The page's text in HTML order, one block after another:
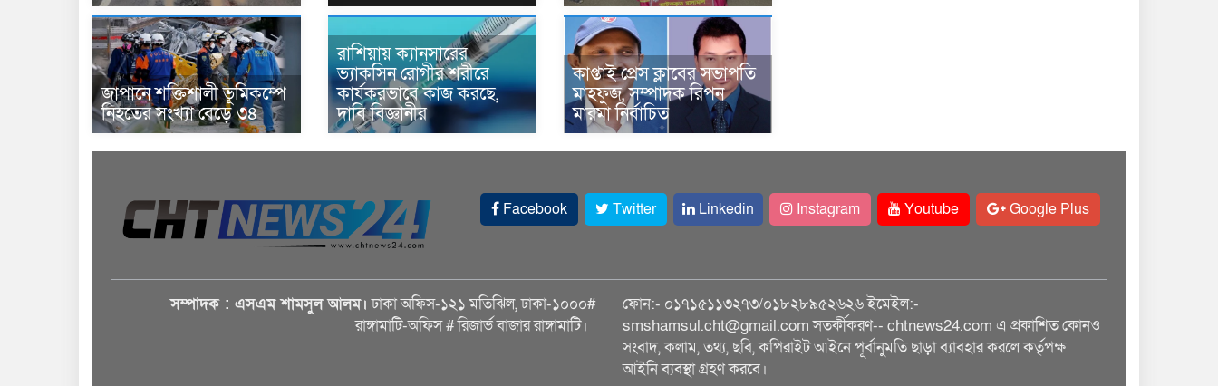
জাপানে শক্তিশালী ভূমিকম্পে
নিহতের সংখ্যা বেড়ে ৩৪
রাশিয়ায় ক্যানসারের
ভ্যাকসিন রোগীর শরীরে
কার্যকরভাবে কাজ করছে,
দাবি বিজ্ঞানীর
কাপ্তাই প্রেস ক্লাবের সভাপতি
মাহফুজ, সম্পাদক রিপন
মারমা নির্বাচিত
Facebook Twitter Linkedin Instagram Youtube Google Plus
সম্পাদক : এসএম শামসুল আলম। ঢাকা অফিস-১২১ মতিঝিল, ঢাকা-১০০০#
রাঙ্গামাটি-অফিস # রিজার্ভ বাজার রাঙ্গামাটি।
ফোন:- ০১৭১৫১১৩২৭৩/০১৮২৮৯৫২৬২৬ ইমেইল:-
smshamsul.cht@gmail.com সতর্কীকরণ-- chtnews24.com এ প্রকাশিত কোনও
সংবাদ, কলাম, তথ্য, ছবি, কপিরাইট আইনে পূর্বানুমতি ছাড়া ব্যাবহার করলে কর্তৃপক্ষ
আইনি ব্যবস্থা গ্রহণ করবে।